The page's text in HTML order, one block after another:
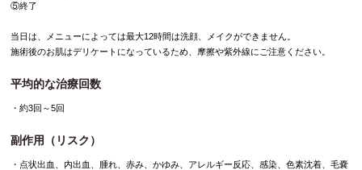
⑤終了
当日は、メニューによっては最大12時間は洗顔、メイクができません。
施術後のお肌はデリケートになっているため、摩擦や紫外線にご注意ください。
平均的な治療回数
・約3回～5回
副作用（リスク）
・点状出血、内出血、腫れ、赤み、かゆみ、アレルギー反応、感染、色素沈着、毛嚢